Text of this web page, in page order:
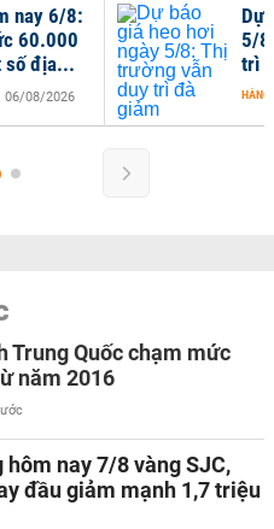
nay 6/8:
60.000
số địa...
06/08/2026
Dự
5/
trì
HÀNG
Trung Quốc chạm mức
năm 2016
hôm nay 7/8 vàng SJC,
đầu giảm mạnh 1,7 triệu